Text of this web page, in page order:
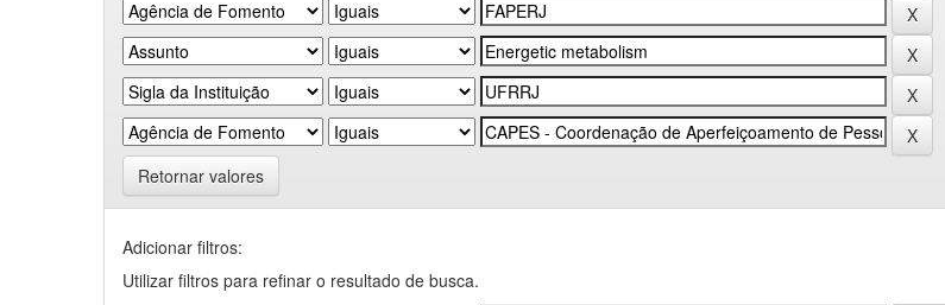
Retornar valores
Adicionar filtros:
Utilizar filtros para refinar o resultado de busca.